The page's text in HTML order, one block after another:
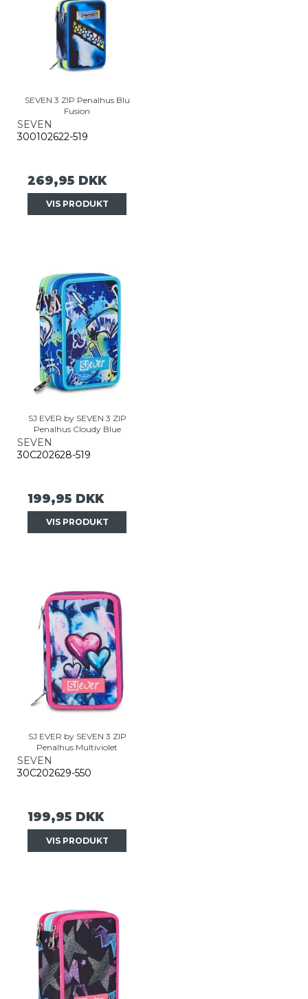
SEVEN 3 ZIP Penalhus Blu
Fusion
SEVEN
300102622-519
269,95 DKK
VIS PRODUKT
SJ EVER by SEVEN 3 ZIP
Penalhus Cloudy Blue
SEVEN
30C202628-519
199,95 DKK
VIS PRODUKT
SJ EVER by SEVEN 3 ZIP
Penalhus Multiviolet
SEVEN
30C202629-550
199,95 DKK
VIS PRODUKT